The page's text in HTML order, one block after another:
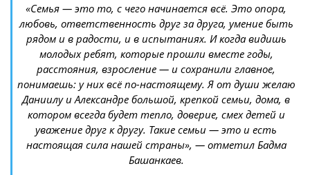
«Семья — это то, с чего начинается всё. Это опора,
любовь, ответственность друг за друга, умение быть
рядом и в радости, и в испытаниях. И когда видишь
молодых ребят, которые прошли вместе годы,
расстояния, взросление — и сохранили главное,
понимаешь: у них всё по-настоящему. Я от души желаю
Даниилу и Александре большой, крепкой семьи, дома, в
котором всегда будет тепло, доверие, смех детей и
уважение друг к другу. Такие семьи — это и есть
настоящая сила нашей страны», — отметил Бадма
Башанкаев.